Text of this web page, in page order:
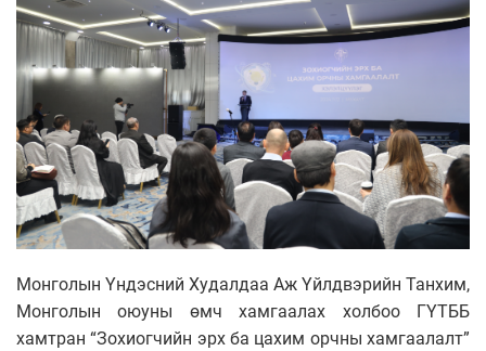
Монголын Үндэсний Худалдаа Аж Үйлдвэрийн Танхим,
Монголын оюуны өмч хамгаалах холбоо ГҮТББ
хамтран “Зохиогчийн эрх ба цахим орчны хамгаалалт”